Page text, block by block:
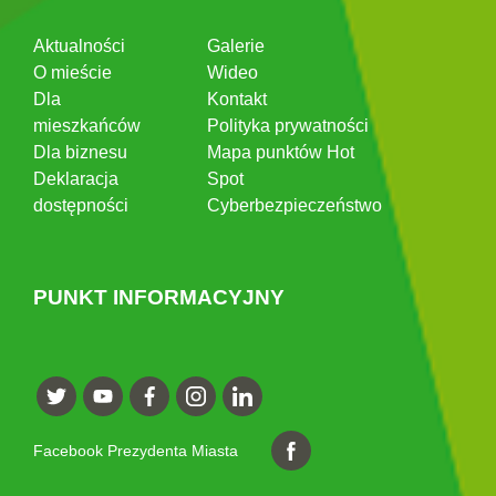
Aktualności
O mieście
Dla
mieszkańców
Dla biznesu
Deklaracja
dostępności
Galerie
Wideo
Kontakt
Polityka prywatności
Mapa punktów Hot
Spot
Cyberbezpieczeństwo
PUNKT INFORMACYJNY
Facebook Prezydenta Miasta